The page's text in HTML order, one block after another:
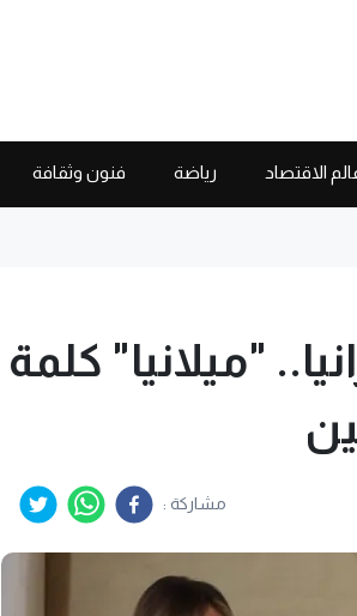
الاقتصاد رياضة فنون وثقافة
"ميلانيا" كلمة
مشاركة :